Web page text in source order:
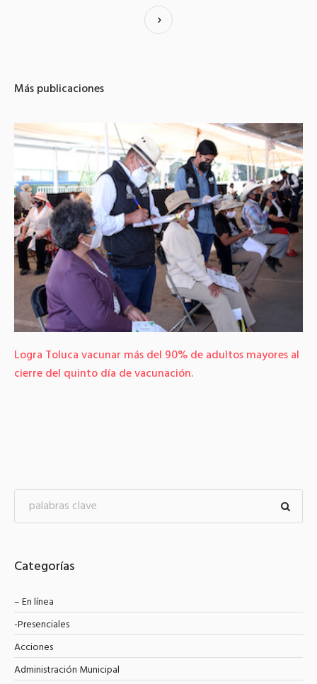
Más publicaciones
Logra Toluca vacunar más del 90% de adultos mayores al
cierre del quinto día de vacunación.
Categorías
– En línea
-Presenciales
Acciones
Administración Municipal